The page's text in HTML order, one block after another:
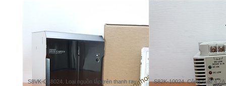
S8VK-C48024. Loại nguồn lắp trên thanh ray.
S82K-10024. Công suất